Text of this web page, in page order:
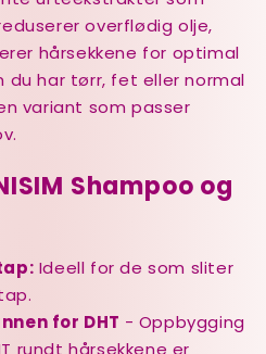
overflødig olje,
hårsekkene for optimal
du har tørr, fet eller normal
variant som passer
Shampoo og
Ideell for de som sliter
for DHT - Oppbygging